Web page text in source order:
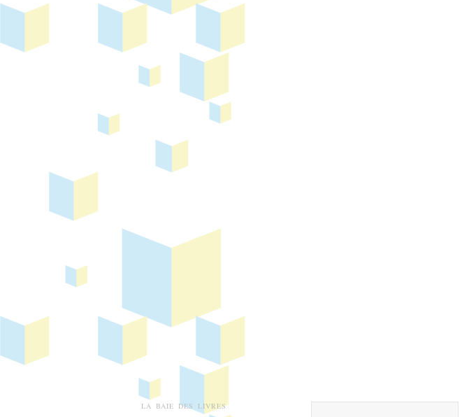
LA BAIE DES LIVRES